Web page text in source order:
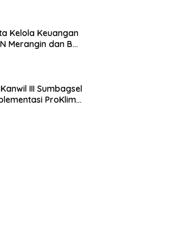
Kelola Keuangan
Merangin dan BRI
III Sumbagsel
ProKlim